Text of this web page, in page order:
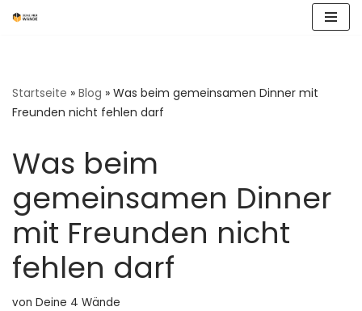
Startseite » Blog » Was beim gemeinsamen Dinner mit
Freunden nicht fehlen darf
Was beim
gemeinsamen Dinner
mit Freunden nicht
fehlen darf
von Deine 4 Wände